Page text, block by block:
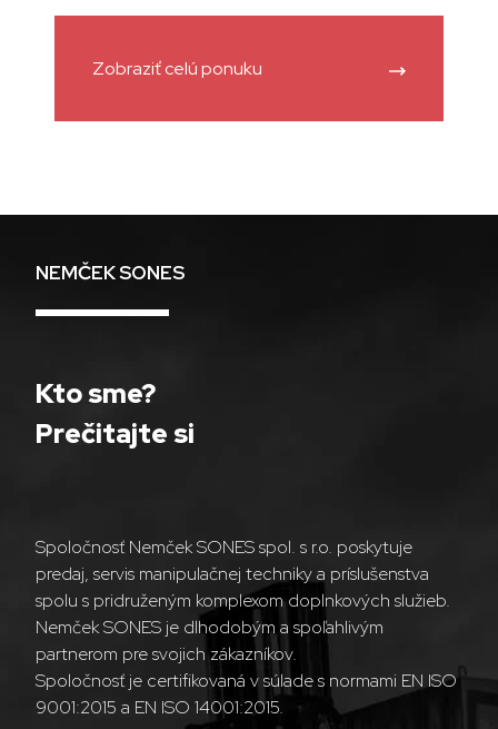
Zobraziť celú ponuku
NEMČEK SONES
Kto sme?
Prečitajte si
Spoločnosť Nemček SONES spol. s r.o. poskytuje
predaj, servis manipulačnej techniky a príslušenstva
spolu s pridruženým komplexom doplnkových služieb.
Nemček SONES je dlhodobým a spoľahlivým
partnerom pre svojich zákazníkov.
Spoločnosť je certifikovaná v súlade s normami EN ISO
9001:2015 a EN ISO 14001:2015.